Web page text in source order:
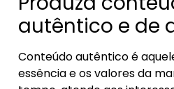
autêntico e de
Conteúdo autêntico é
essência e os valores da